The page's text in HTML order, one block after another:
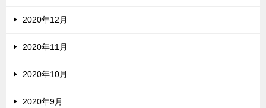
2020年12月
2020年11月
2020年10月
2020年9月